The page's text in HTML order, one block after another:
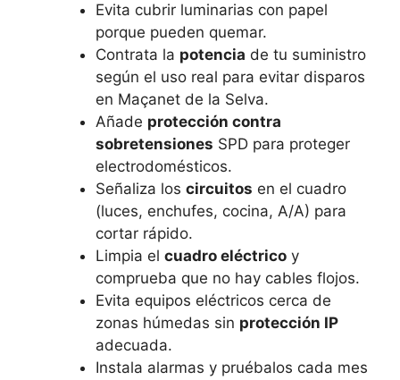
Evita cubrir luminarias con papel
porque pueden quemar.
Contrata la potencia de tu suministro
según el uso real para evitar disparos
en Maçanet de la Selva.
Añade protección contra
sobretensiones SPD para proteger
electrodomésticos.
Señaliza los circuitos en el cuadro
(luces, enchufes, cocina, A/A) para
cortar rápido.
Limpia el cuadro eléctricoy
comprueba que no hay cables flojos.
Evita equipos eléctricos cerca de
zonas húmedas sin protección IP
adecuada.
Instala alarmas y pruébalos cada mes